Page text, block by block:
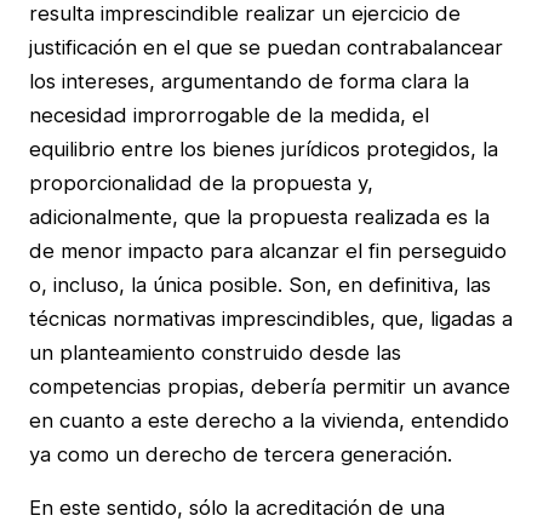
resulta imprescindible realizar un ejercicio de
justificación en el que se puedan contrabalancear
los intereses, argumentando de forma clara la
necesidad improrrogable de la medida, el
equilibrio entre los bienes jurídicos protegidos, la
proporcionalidad de la propuesta y,
adicionalmente, que la propuesta realizada es la
de menor impacto para alcanzar el fin perseguido
o, incluso, la única posible. Son, en definitiva, las
técnicas normativas imprescindibles, que, ligadas a
un planteamiento construido desde las
competencias propias, debería permitir un avance
en cuanto a este derecho a la vivienda, entendido
ya como un derecho de tercera generación.
En este sentido, sólo la acreditación de una